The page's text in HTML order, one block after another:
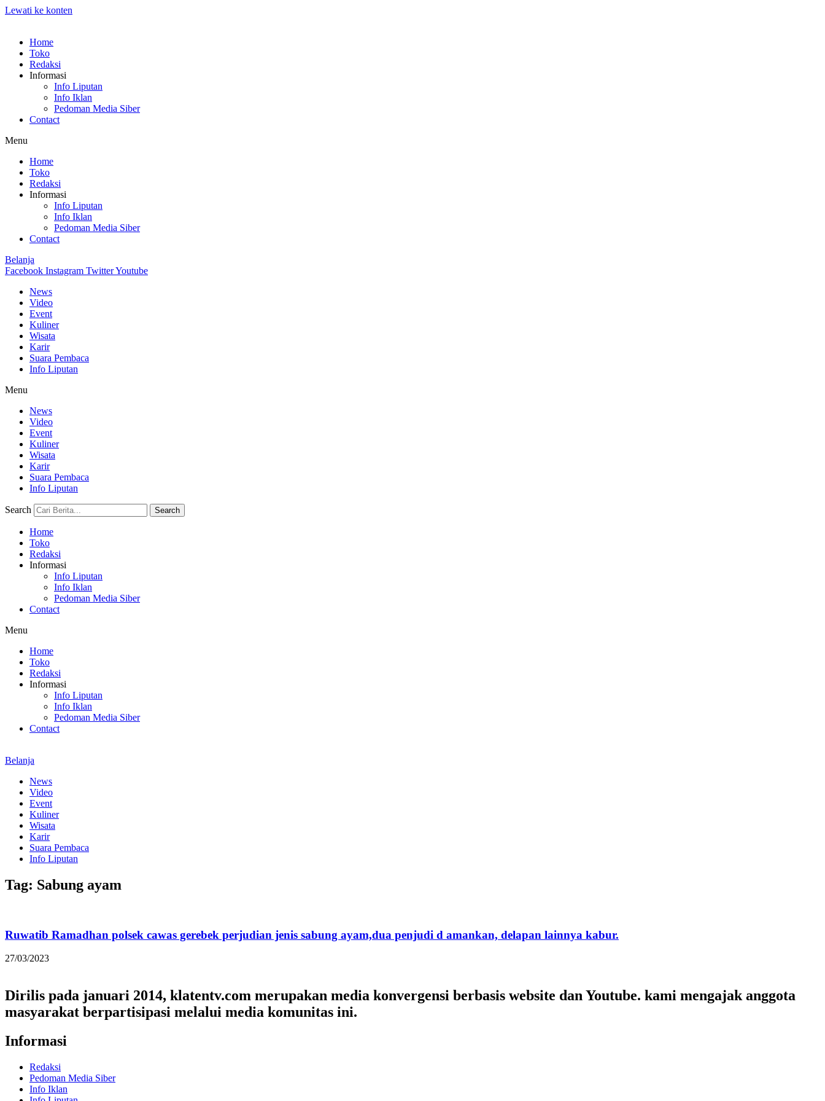
Lewati ke konten
Home
Toko
Redaksi
Informasi
Info Liputan
Info Iklan
Pedoman Media Siber
Contact
Menu
Home
Toko
Redaksi
Informasi
Info Liputan
Info Iklan
Pedoman Media Siber
Contact
Belanja
Facebook Instagram TwitterYoutube
News
Video
Event
Kuliner
Wisata
Karir
Suara Pembaca
Info Liputan
Menu
News
Video
Event
Kuliner
Wisata
Karir
Suara Pembaca
Info Liputan
Search Search
Home
Toko
Redaksi
Informasi
Info Liputan
Info Iklan
Pedoman Media Siber
Contact
Menu
Home
Toko
Redaksi
Informasi
Info Liputan
Info Iklan
Pedoman Media Siber
Contact
Belanja
News
Video
Event
Kuliner
Wisata
Karir
Suara Pembaca
Info Liputan
Tag: Sabung ayam
Ruwatib Ramadhan polsek cawas gerebek perjudian jenis sabung ayam,dua penjudi d amankan, delapan lainnya kabur.
27/03/2023
Dirilis pada januari 2014, klatentv.com merupakan media konvergensi berbasis website dan Youtube. kami mengajak anggota
masyarakat berpartisipasi melalui media komunitas ini.
Informasi
Redaksi
Pedoman Media Siber
Info Iklan